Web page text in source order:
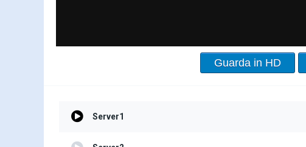
Guarda in HD
Server1